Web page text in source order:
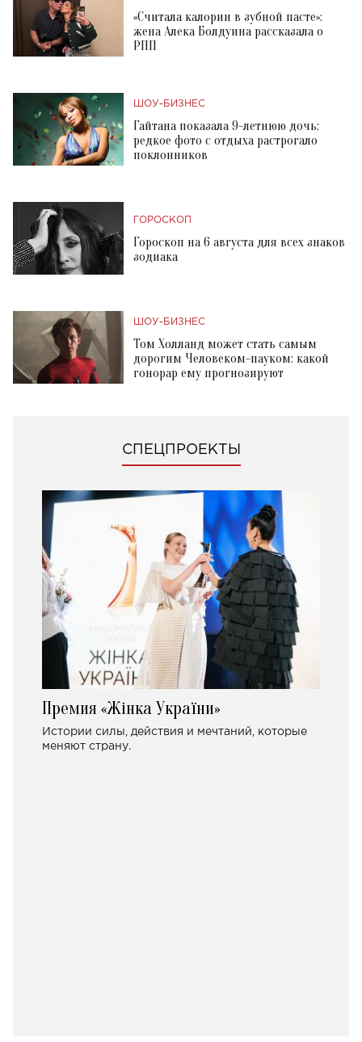
«Считала калории в зубной пасте»:
жена Алека Болдуина рассказала о
РПП
ШОУ-БИЗНЕС
Гайтана показала 9-летнюю дочь:
редкое фото с отдыха растрогало
поклонников
ГОРОСКОП
Гороскоп на 6 августа для всех знаков
зодиака
ШОУ-БИЗНЕС
Том Холланд может стать самым
дорогим Человеком-пауком: какой
гонорар ему прогнозируют
СПЕЦПРОЕКТЫ
Премия «Жінка України»
Истории силы, действия и мечтаний, которые
меняют страну.